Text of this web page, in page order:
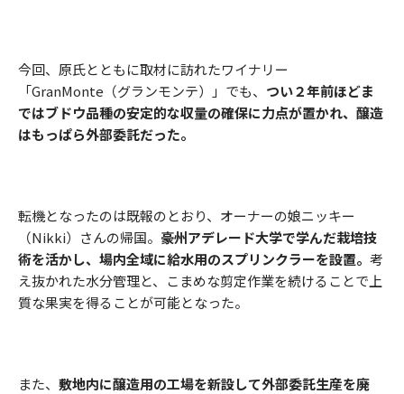
今回、原氏とともに取材に訪れたワイナリー
「GranMonte（グランモンテ）」でも、 つい２年前ほどま
ではブドウ品種の安定的な収量の確保に力点が置かれ、醸造
はもっぱら外部委託だった。
転機となったのは既報のとおり、オーナーの娘ニッキー
（Nikki）さんの帰国。 豪州アデレード大学で学んだ栽培技
術を活かし、場内全域に給水用のスプリンクラーを設置。 考
え抜かれた水分管理と、こまめな剪定作業を続けることで上
質な果実を得ることが可能となった。
また、 敷地内に醸造用の工場を新設して外部委託生産を廃